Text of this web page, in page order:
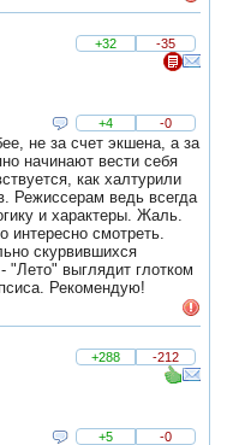
+32
-35
+4 -0
не за счет экшена, а за
начинают вести себя
как халтурили
Режиссерам ведь всегда
и характеры. Жаль.
интересно смотреть.
скурвившихся
"Лето" выглядит глотком
Рекомендую!
+288
-212
+5 -0